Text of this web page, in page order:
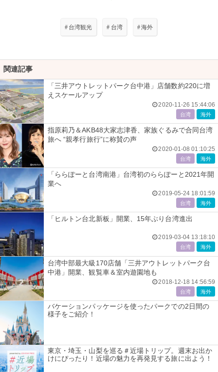
# 台湾観光 # 台湾 #海外
関連記事
「三井アウトレットパーク台中港」店舗数約220に増
えスケールアップ
2020-11-26 15:44:06
台湾 海外
指原莉乃＆AKB48大家志津香、家族ぐるみで合同台湾
旅へ “親孝行旅行”に称賛の声
2020-01-08 01:10:25
台湾 海外
「ららぽーと台湾南港」台湾初のららぽーと2021年開
業へ
2019-05-24 18:01:59
台湾 海外
「ヒルトン台北新板」開業、15年ぶり台湾進出
2019-03-04 13:18:10
台湾 海外
台湾中部最大級170店舗「三井アウトレットパーク台
中港」開業、観覧車＆室内遊園地も
2018-12-18 14:56:59
台湾 海外
バケーションパッケージを使ったパークでの2日間の
様子をご紹介！
東京・埼玉・山梨を巡る＃近場トリップ。週末お出か
けにぴったり！近場の魅力を再発見する旅に出よう！